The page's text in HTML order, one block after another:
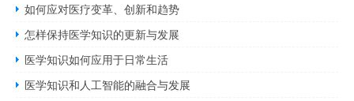
如何应对医疗变革、创新和趋势
怎样保持医学知识的更新与发展
医学知识如何应用于日常生活
医学知识和人工智能的融合与发展